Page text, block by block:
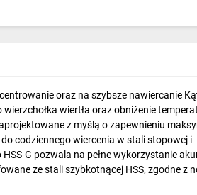
oraz na szybsze nawiercanie
wiertła oraz obniżenie
z myślą o zapewnieniu
codziennego wiercenia w stali stopowej i
G pozwala na pełne wykorzystanie
ze stali szybkotnącej HSS, zgodne z